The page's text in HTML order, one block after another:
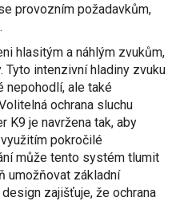
provozním požadavkům,
hlasitým a náhlým zvukům,
Tyto intenzivní hladiny zvuku
nepohodlí, ale také
ochrana sluchu
K9 je navržena tak, aby
pokročilé
může tento systém tlumit
umožňovat základní
zajišťuje, že ochrana